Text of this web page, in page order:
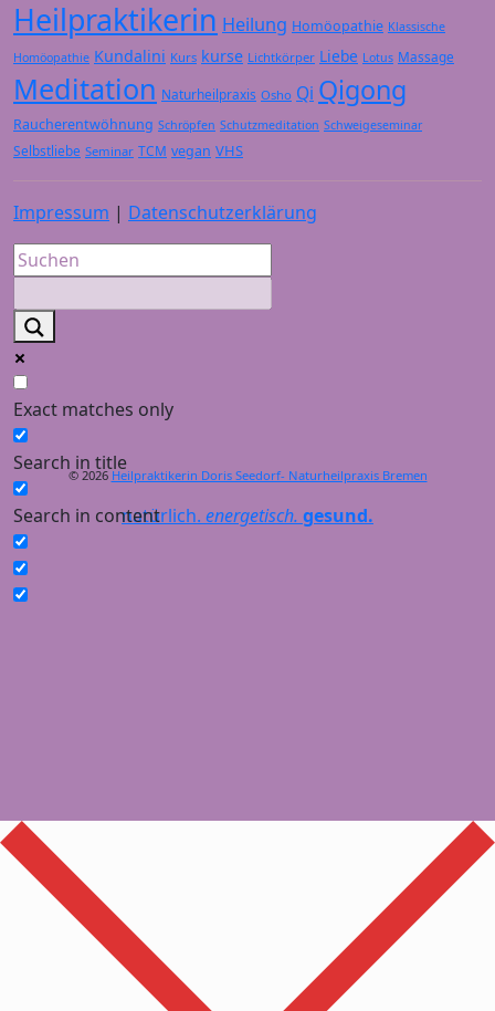
Heilpraktikerin Heilung Homöopathie Klassische
Homöopathie Kundalini Kurs kurse Lichtkörper Liebe Lotus Massage
Meditation Naturheilpraxis Osho Qi Qigong
Raucherentwöhnung Schröpfen Schutzmeditation Schweigeseminar
Selbstliebe Seminar TCM vegan VHS
Impressum | Datenschutzerklärung
Exact matches only
Search in title
Search in content
© 2026 Heilpraktikerin Doris Seedorf- Naturheilpraxis Bremen
natürlich. energetisch. gesund.